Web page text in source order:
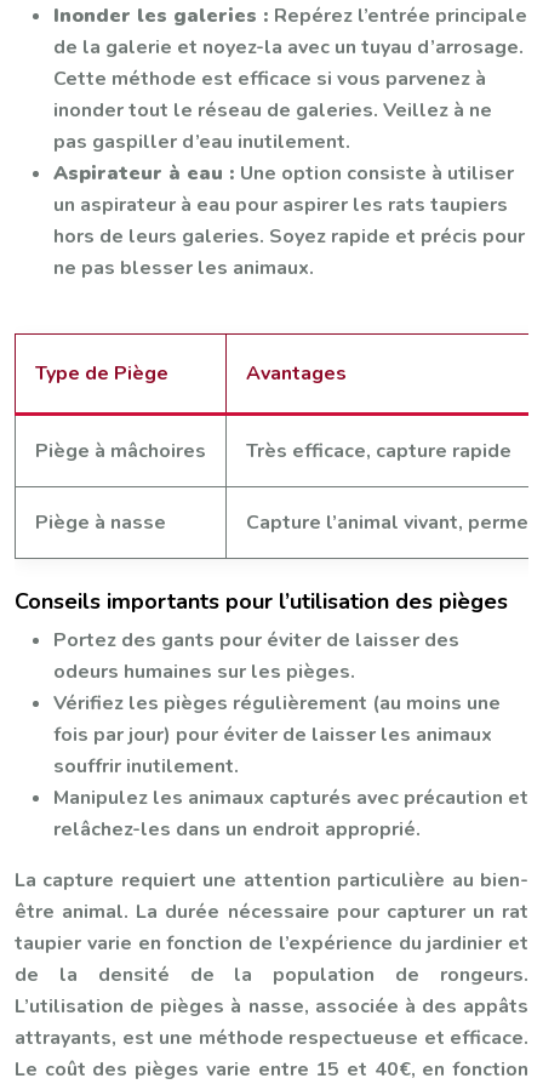
Inonder les galeries : Repérez l’entrée principale
de la galerie et noyez-la avec un tuyau d’arrosage.
Cette méthode est efficace si vous parvenez à
inonder tout le réseau de galeries. Veillez à ne
pas gaspiller d’eau inutilement.
Aspirateur à eau : Une option consiste à utiliser
un aspirateur à eau pour aspirer les rats taupiers
hors de leurs galeries. Soyez rapide et précis pour
ne pas blesser les animaux.
Type de Piège Avantages
Piège à mâchoires Très efficace, capture rapide
Piège à nasse Capture l’animal vivant,
Conseils importants pour l’utilisation des pièges
Portez des gants pour éviter de laisser des
odeurs humaines sur les pièges.
Vérifiez les pièges régulièrement (au moins une
fois par jour) pour éviter de laisser les animaux
souffrir inutilement.
Manipulez les animaux capturés avec précaution et
relâchez-les dans un endroit approprié.
La capture requiert une attention particulière au bien-
être animal. La durée nécessaire pour capturer un rat
taupier varie en fonction de l’expérience du jardinier et
de la densité de la population de rongeurs.
L’utilisation de pièges à nasse, associée à des appâts
attrayants, est une méthode respectueuse et efficace.
Le coût des pièges varie entre 15 et 40€, en fonction